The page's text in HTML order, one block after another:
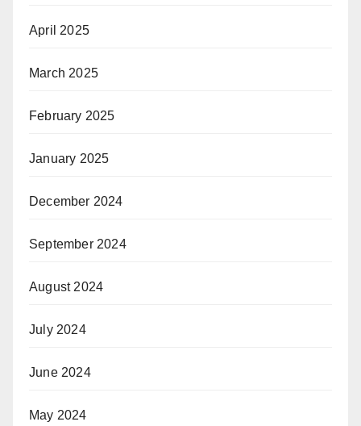
April 2025
March 2025
February 2025
January 2025
December 2024
September 2024
August 2024
July 2024
June 2024
May 2024